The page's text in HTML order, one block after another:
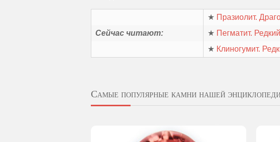
★ Празиолит.
Сейчас читают:
★ Пегматит.
★ Клиногумит.
Самые популярные камни нашей